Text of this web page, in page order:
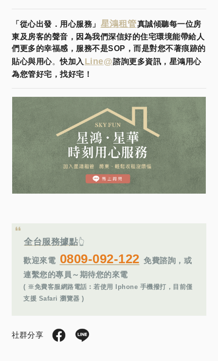
「從心出發．用心服務」 星鴻租管真誠傾聽每一位房
東及房客的聲音，因為我們深信好的住宅環境能帶給人
們更多的幸福感，服務不是SOP，而是對您不著痕跡的
貼心與用心。快加入 Line@諮詢更多資訊，星鴻用心
為您管好宅，找好宅！
全台服務據點👆
歡迎來電 0809-092-122 免費諮詢，或
連繫您的專員～期待您的來電
( ※免費客服網路電話︰若使用 Iphone 手機撥打，目前僅
支援 Safari 瀏覽器 )
社群分享